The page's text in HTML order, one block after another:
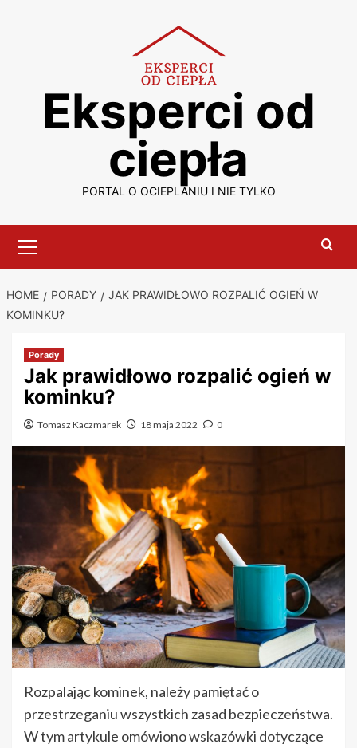
Eksperci od
ciepła
PORTAL O OCIEPLANIU I NIE TYLKO
Menu
HOME PORADY
JAK PRAWIDŁOWO ROZPALIĆ OGIEŃ W
KOMINKU?
Porady
Jak prawidłowo rozpalić ogień w
kominku?
Tomasz Kaczmarek 18 maja 2022 0
Rozpalając kominek, należy pamiętać o
przestrzeganiu wszystkich zasad bezpieczeństwa.
W tym artykule omówiono wskazówki dotyczące